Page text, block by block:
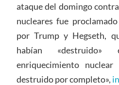
ataque del domingo
nucleares fue
por Trump y Hegseth,
habían
enriquecimiento
destruido por completo»,